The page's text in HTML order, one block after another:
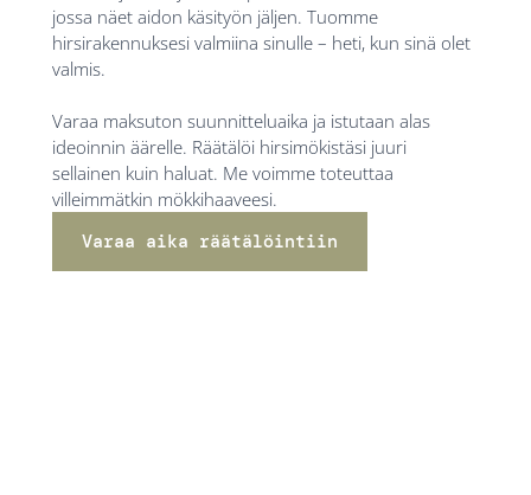
jossa näet aidon käsityön jäljen. Tuomme
hirsirakennuksesi valmiina sinulle – heti, kun sinä olet
valmis.
Varaa maksuton suunnitteluaika ja istutaan alas
ideoinnin äärelle. Räätälöi hirsimökistäsi juuri
sellainen kuin haluat. Me voimme toteuttaa
villeimmätkin mökkihaaveesi.
Varaa aika räätälöintiin